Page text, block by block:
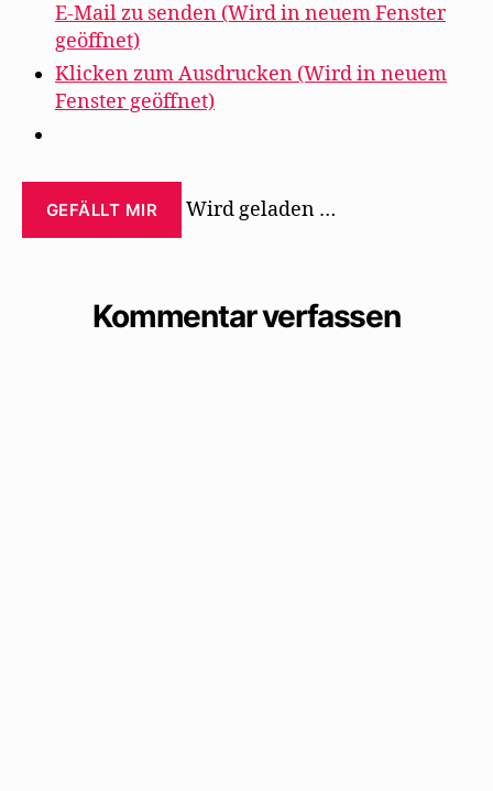
E-Mail zu senden (Wird in neuem Fenster
geöffnet)
Klicken zum Ausdrucken (Wird in neuem
Fenster geöffnet)
GEFÄLLT MIR Wird geladen …
Kommentar verfassen